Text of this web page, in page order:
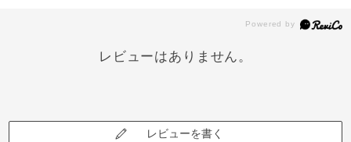
レビューはありません。
レビューを書く